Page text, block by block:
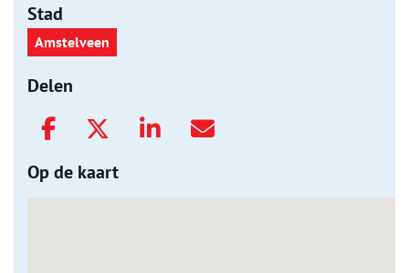
Stad
Amstelveen
Delen
Op de kaart